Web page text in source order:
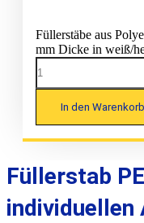
Füllerstäbe aus
mm Dicke in weiß/
In den Warenkorb
Füllerstab
individuellen